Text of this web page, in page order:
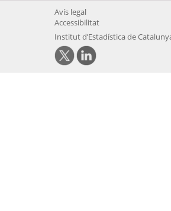
Avís legal
Accessibilitat
Institut d’Estadística de